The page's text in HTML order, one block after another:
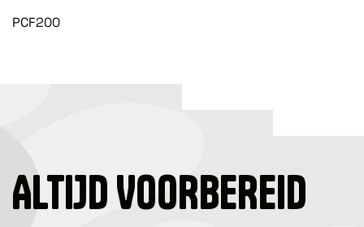
PCF200
ALTIJD VOORBEREID